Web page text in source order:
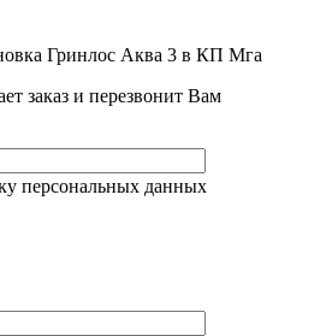
Гринлос Аква 3 в КП Мга
заказ и перезвонит Вам
персональных данных